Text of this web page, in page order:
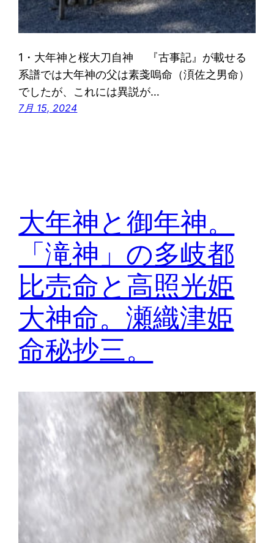
1・大年神と桜大刀自神 『古事記』が載せる
系譜では大年神の父は素戔嗚命（湏佐之男命）
でしたが、これには異説が…
7月 15, 2024
大年神と御年神。
「滝神」の多岐都
比売命と高照光姫
大神命。瀬織津姫
命秘抄三。